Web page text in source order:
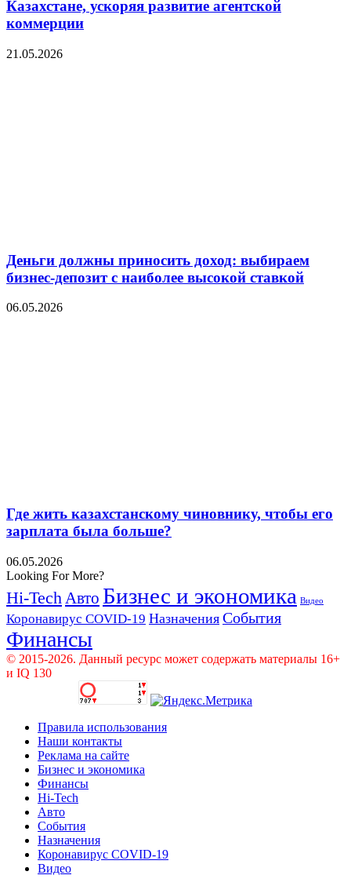
Казахстане, ускоряя развитие агентской
коммерции
21.05.2026
Деньги должны приносить доход: выбираем
бизнес-депозит с наиболее высокой ставкой
06.05.2026
Где жить казахстанскому чиновнику, чтобы его
зарплата была больше?
06.05.2026
Looking For More?
Hi-Tech Авто Бизнес и экономика Видео
Коронавирус COVID-19 Назначения События
Финансы
© 2015-2026. Данный ресурс может содержать материалы 16+
и IQ 130
Правила использования
Наши контакты
Реклама на сайте
Бизнес и экономика
Финансы
Hi-Tech
Авто
События
Назначения
Коронавирус COVID-19
Видео